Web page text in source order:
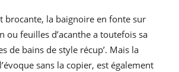
brocante, la baignoire en fonte sur
ou feuilles d’acanthe a toutefois sa
de bains de style récup’. Mais la
sans la copier, est également